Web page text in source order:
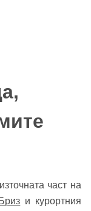
част на
Бриз и курортния